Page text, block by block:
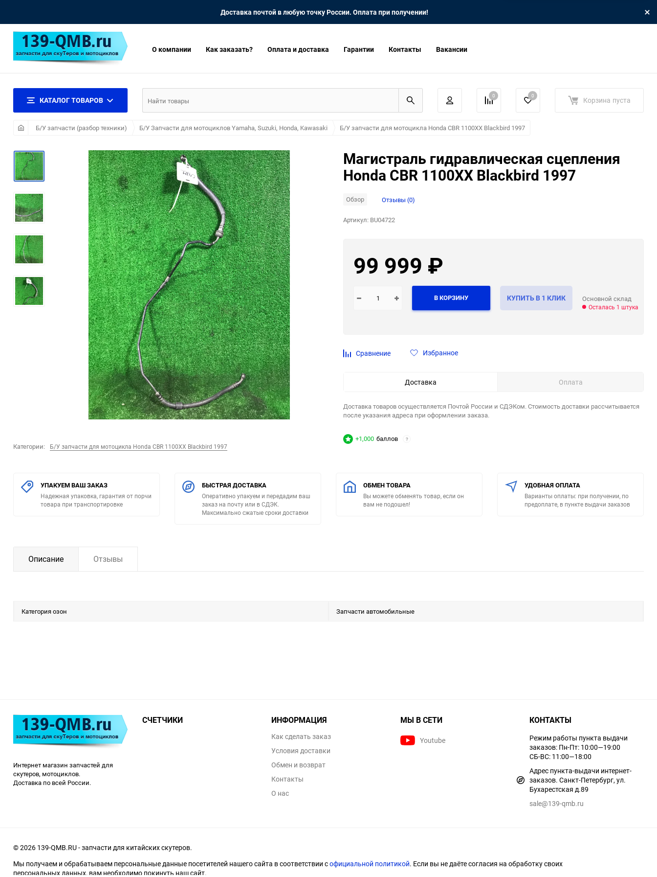
Доставка почтой в любую точку России. Оплата при получении!
О компании Как заказать? Оплата и доставка Гарантии Контакты Вакансии
КАТАЛОГ ТОВАРОВ 0 0 Корзина пуста
Б/У запчасти (разбор техники) Б/У Запчасти для мотоциклов Yamaha, Suzuki, Honda, Kawasaki Б/У запчасти для мотоцикла Honda CBR 1100XX Blackbird 1997
Категории: Б/У запчасти для мотоцикла Honda CBR 1100XX Blackbird 1997
Магистраль гидравлическая сцепления
Honda CBR 1100XX Blackbird 1997
Обзор Отзывы (0)
Артикул: BU04722
99 999 ₽
В КОРЗИНУ КУПИТЬ В 1 КЛИК Основной склад
Осталась 1 штука
Сравнение Избранное
Доставка Оплата
Доставка товаров осуществляется Почтой России и СДЭКом. Стоимость доставки рассчитывается
после указания адреса при оформлении заказа.
+1,000 баллов ?
УПАКУЕМ ВАШ ЗАКАЗ
Надежная упаковка, гарантия от порчи
товара при транспортировке
БЫСТРАЯ ДОСТАВКА
Оперативно упакуем и передадим ваш
заказ на почту или в СДЭК.
Максимально сжатые сроки доставки
ОБМЕН ТОВАРА
Вы можете обменять товар, если он
вам не подошел!
УДОБНАЯ ОПЛАТА
Варианты оплаты: при получении, по
предоплате, в пункте выдачи заказов
Описание Отзывы
Категория озон Запчасти автомобильные
Интернет магазин запчастей для
скутеров, мотоциклов.
Доставка по всей России.
СЧЕТЧИКИ ИНФОРМАЦИЯ
Как сделать заказ
Условия доставки
Обмен и возврат
Контакты
О нас
МЫ В СЕТИ
Youtube
КОНТАКТЫ
Режим работы пункта выдачи
заказов: Пн-Пт: 10:00—19:00
СБ-ВС: 11:00—18:00
Адрес пункта-выдачи интернет-
заказов. Санкт-Петербург, ул.
Бухарестская д.89
sale@139-qmb.ru
© 2026 139-QMB.RU - запчасти для китайских скутеров.
Мы получаем и обрабатываем персональные данные посетителей нашего сайта в соответствии софициальной политикой. Если вы не даёте согласия на обработку своих
персональных данных, вам необходимо покинуть наш сайт.